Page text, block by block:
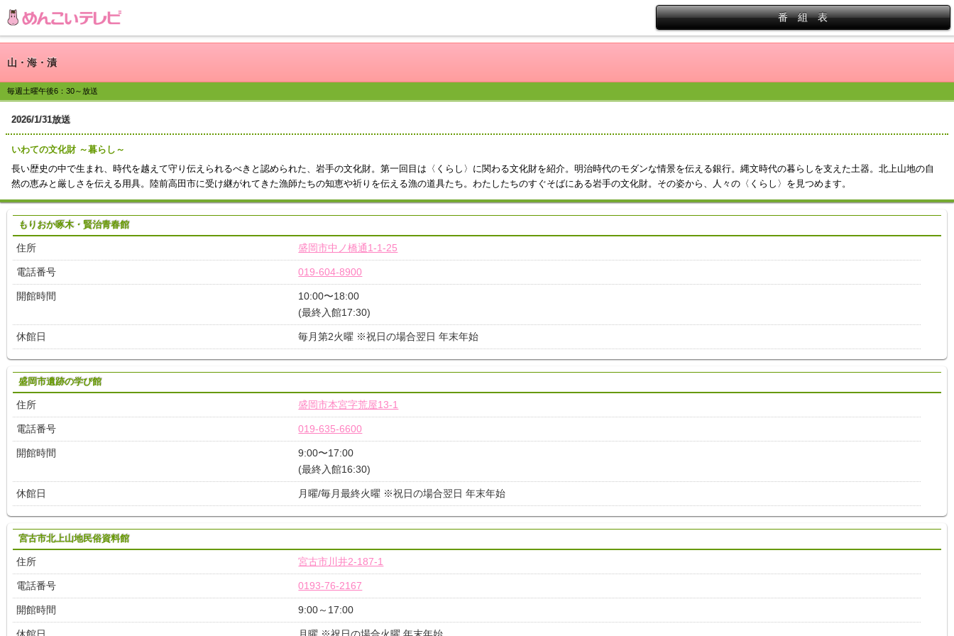
番 組 表
山・海・漬
毎週土曜午後6：30～放送
2026/1/31放送
いわての文化財 ～暮らし～
長い歴史の中で生まれ、時代を越えて守り伝えられるべきと認められた、岩手の文化財。第一回目は〈くらし〉に関わる文化財を紹介。明治時代のモダンな情景を伝える銀行。縄文時代の暮らしを支えた土器。北上山地の自
然の恵みと厳しさを伝える用具。陸前高田市に受け継がれてきた漁師たちの知恵や祈りを伝える漁の道具たち。わたしたちのすぐそばにある岩手の文化財。その姿から、人々の〈くらし〉を見つめます。
もりおか啄木・賢治青春館
住所 盛岡市中ノ橋通1-1-25
電話番号 019-604-8900
開館時間
10:00〜18:00
(最終入館17:30)
休館日 毎月第2火曜 ※祝日の場合翌日 年末年始
盛岡市遺跡の学び館
住所 盛岡市本宮字荒屋13-1
電話番号 019-635-6600
開館時間
9:00〜17:00
(最終入館16:30)
休館日 月曜/毎月最終火曜 ※祝日の場合翌日 年末年始
宮古市北上山地民俗資料館
住所 宮古市川井2-187-1
電話番号 0193-76-2167
開館時間 9:00～17:00